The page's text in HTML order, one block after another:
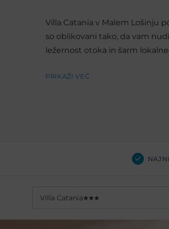
Villa Catania v Malem Lošinju
so oblikovani tako, da vam
ležernost otoka in šarm
PRIKAŽI VEČ
Villa Catania★★★